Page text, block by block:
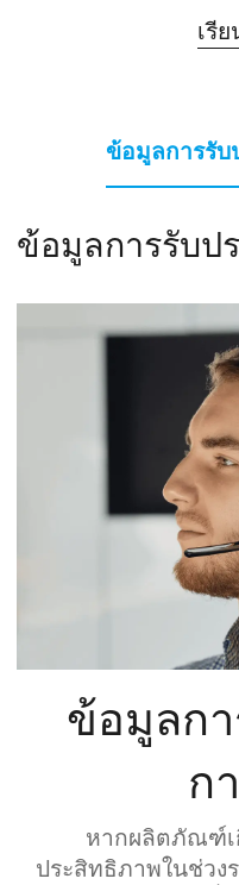
เรี
ข้อมูลการรับ
ข้อมูลการรับป
ข้อมูลกา
ก
หากผลิตภัณฑ์เ
ประสิทธิภาพในช่วง